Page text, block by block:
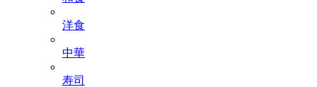
洋食
中華
寿司